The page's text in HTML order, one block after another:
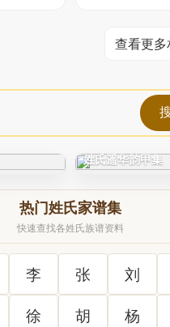
查看更
姓氏遥华韵甲集
热门姓氏家谱集
快速查找各姓氏族谱资料
李 张 刘
徐 胡 杨